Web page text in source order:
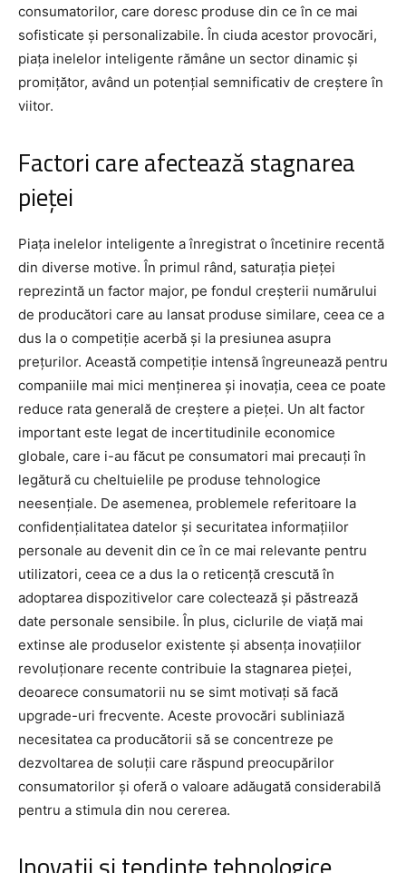
consumatorilor, care doresc produse din ce în ce mai
sofisticate și personalizabile. În ciuda acestor provocări,
piața inelelor inteligente rămâne un sector dinamic și
promițător, având un potențial semnificativ de creștere în
viitor.
Factori care afectează stagnarea
pieței
Piața inelelor inteligente a înregistrat o încetinire recentă
din diverse motive. În primul rând, saturația pieței
reprezintă un factor major, pe fondul creșterii numărului
de producători care au lansat produse similare, ceea ce a
dus la o competiție acerbă și la presiunea asupra
prețurilor. Această competiție intensă îngreunează pentru
companiile mai mici menținerea și inovația, ceea ce poate
reduce rata generală de creștere a pieței. Un alt factor
important este legat de incertitudinile economice
globale, care i-au făcut pe consumatori mai precauți în
legătură cu cheltuielile pe produse tehnologice
neesențiale. De asemenea, problemele referitoare la
confidențialitatea datelor și securitatea informațiilor
personale au devenit din ce în ce mai relevante pentru
utilizatori, ceea ce a dus la o reticență crescută în
adoptarea dispozitivelor care colectează și păstrează
date personale sensibile. În plus, ciclurile de viață mai
extinse ale produselor existente și absența inovațiilor
revoluționare recente contribuie la stagnarea pieței,
deoarece consumatorii nu se simt motivați să facă
upgrade-uri frecvente. Aceste provocări subliniază
necesitatea ca producătorii să se concentreze pe
dezvoltarea de soluții care răspund preocupărilor
consumatorilor și oferă o valoare adăugată considerabilă
pentru a stimula din nou cererea.